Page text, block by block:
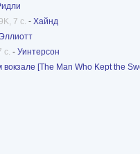
7 с. - Хайнд
Эллиотт
с. - Уинтерсон
[The Man Who Kept the